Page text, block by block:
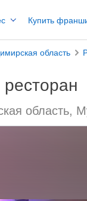
Купить
область
область,